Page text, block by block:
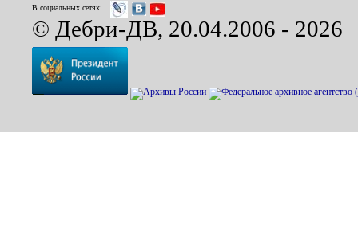
В социальных сетях:
© Дебри-ДВ, 20.04.2006 - 2026